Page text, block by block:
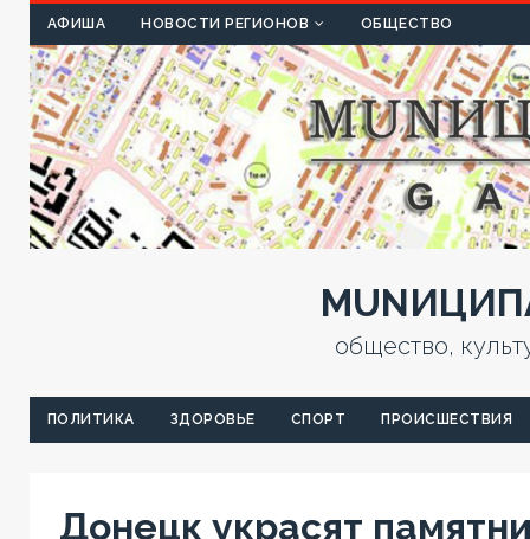
АФИША НОВОСТИ РЕГИОНОВ ОБЩЕСТВО
общество,
ПОЛИТИКА ЗДОРОВЬЕ СПОРТ ПРОИСШЕСТВИЯ
Донецк украсят